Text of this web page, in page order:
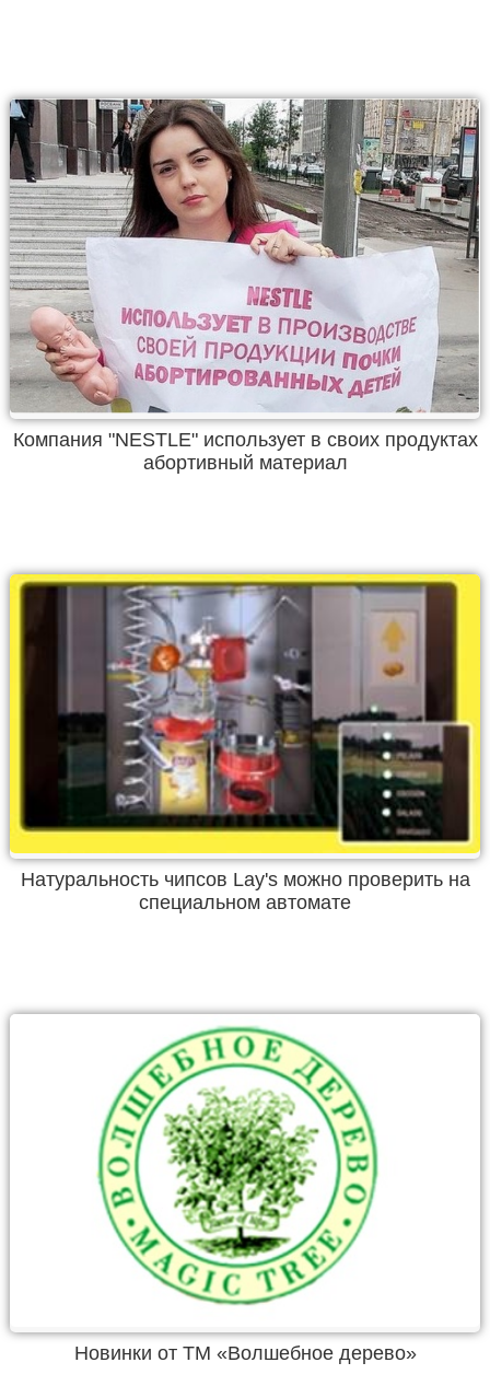
Компания "NESTLE" использует в своих продуктах
абортивный материал
Натуральность чипсов Lay's можно проверить на
специальном автомате
Новинки от ТМ «Волшебное дерево»